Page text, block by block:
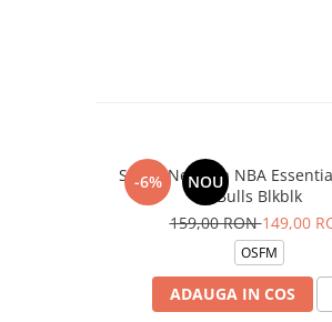
-6% NOU
Sapca New Era NBA
Bulls Blkblk
159,00 RON149,00
OSFM
ADAUGA IN COS